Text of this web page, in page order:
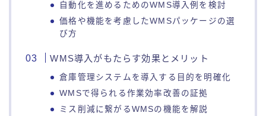
自動化を進めるためのWMS導入例を検討
価格や機能を考慮したWMSパッケージの選
び方
WMS導入がもたらす効果とメリット
倉庫管理システムを導入する目的を明確化
WMSで得られる作業効率改善の証拠
ミス削減に繋がるWMSの機能を解説